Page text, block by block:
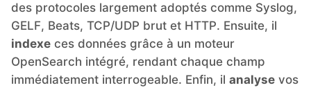
Mattermost
Meilisearch
des protocoles largement adoptés comme Syslog,
GELF, Beats, TCP/UDP brut et HTTP. Ensuite, il
indexe ces données grâce à un moteur
OpenSearch intégré, rendant chaque champ
immédiatement interrogeable. Enfin, il analyse vos